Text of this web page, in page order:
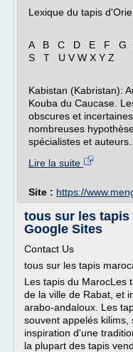
Lexique du tapis
A B C D E F G
S T U V W X Y Z
Kabistan (Kabristan):
Kouba du Caucase.
obscures et
nombreuses
spécialistes et
Lire la suite
Site : https://
tous sur les tapis
Google Sites
Contact Us
tous sur les tapis
Les tapis du MarocLes
de la ville de Rabat, et
arabo-andaloux. Les
souvent appelés
inspiration d'une
la plupart des tapis